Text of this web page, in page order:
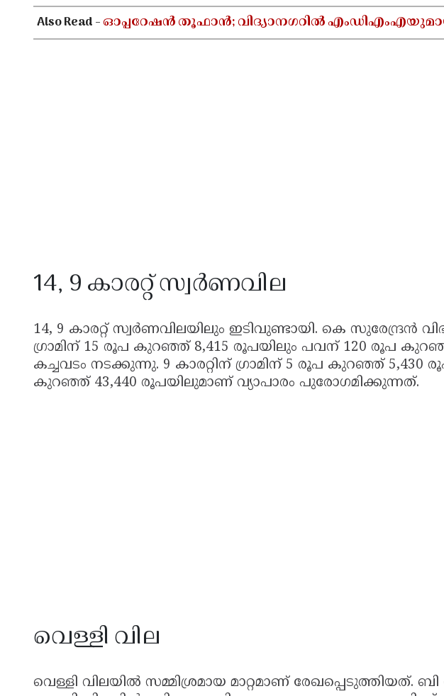
Also Read -ഓപ്പറേഷൻ തൂഫാൻ; വിദ്യാനഗറിൽ
14, 9 കാരറ്റ് സ്വർണവില
14, 9 കാരറ്റ് സ്വർണവിലയിലും ഇടിവുണ്ടായി. കെ സുരേന്ദ്രൻ
ഗ്രാമിന് 15 രൂപ കുറഞ്ഞ് 8,415 രൂപയിലും പവന് 120 രൂപ
കച്ചവടം നടക്കുന്നു. 9 കാരറ്റിന് ഗ്രാമിന് 5 രൂപ കുറഞ്ഞ്
കുറഞ്ഞ് 43,440 രൂപയിലുമാണ് വ്യാപാരം പുരോഗമിക്കുന്നത്.
വെള്ളി വില
വെള്ളി വിലയിൽ സമ്മിശ്രമായ മാറ്റമാണ് രേഖപ്പെടുത്തിയത്.